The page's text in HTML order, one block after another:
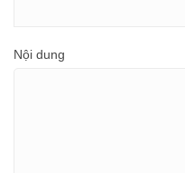
Nội dung